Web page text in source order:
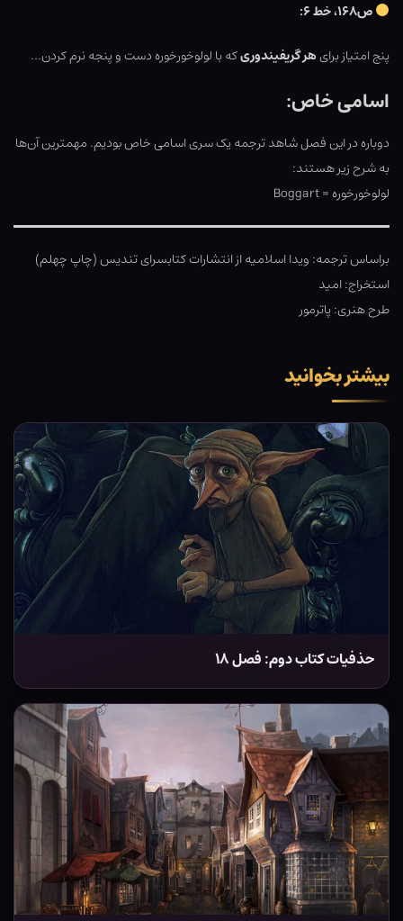
ص۱۶۸، خط ۶:
پنج امتیاز برایهر گریفیندوریکه با لولوخورخوره دست و پنجه نرم کردن…
اسامی خاص:
دوباره در این فصل شاهد ترجمه یک سری اسامی خاص بودیم. مهمترین آن‌ها
به شرح زیر هستند:
لولوخورخوره = Boggart
براساس ترجمه: ویدا اسلامیه از انتشارات کتابسرای تندیس (چاپ چهلم)
استخراج: امید
طرح هنری: پاترمور
بیشتر بخوانید
حذفیات کتاب دوم: فصل ۱۸